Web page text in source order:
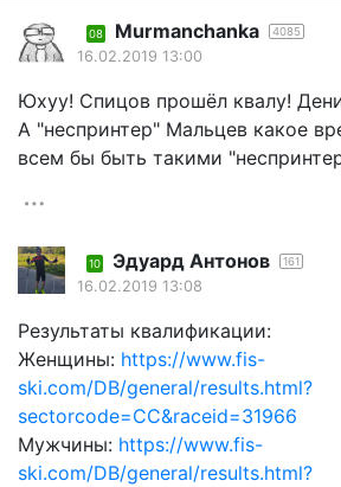
08 Murmanchanka 4085
16.02.2019 13:00
Юхуу! Спицов прошёл квалу!
А "неспринтер" Мальцев какое
всем бы быть такими
10 Эдуард Антонов 161
16.02.2019 13:08
Результаты квалификации:
Женщины: https://www.fis-
ski.com/DB/general/results.html?
sectorcode=CC&raceid=31966
Мужчины: https://www.fis-
ski.com/DB/general/results.html?